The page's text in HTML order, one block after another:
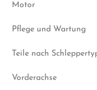
Motor
Pflege und Wartung
Teile nach
Vorderachse